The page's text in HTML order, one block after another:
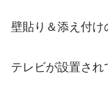
壁貼り＆添え付け
テレビが設置さ